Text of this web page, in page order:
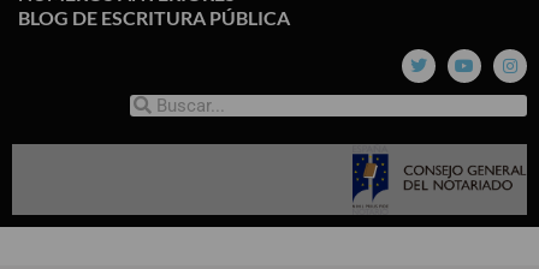
BLOG DE ESCRITURA PÚBLICA